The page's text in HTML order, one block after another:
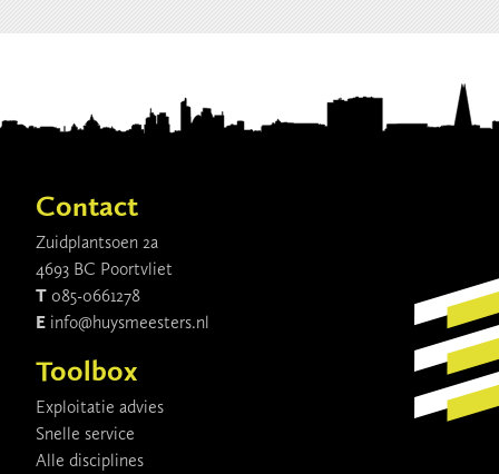
Contact
Zuidplantsoen 2a
4693 BC Poortvliet
T 085-0661278
E info@huysmeesters.nl
Toolbox
Exploitatie advies
Snelle service
Alle disciplines